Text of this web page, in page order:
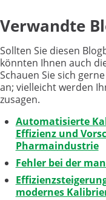
Verwandte
Sollten Sie diesen
könnten Ihnen auch
Schauen Sie sich
an; vielleicht werden
zusagen.
Automatisierte
Effizienz und
Pharmaindustrie
Fehler bei der
modernes